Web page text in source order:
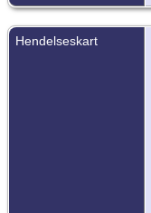
Hendelseskart